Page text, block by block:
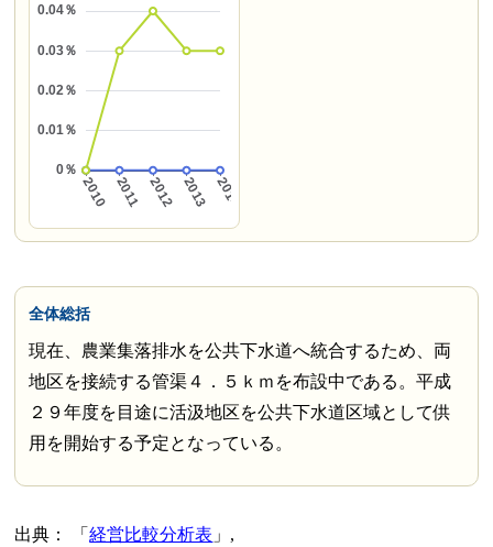
全体総括
現在、農業集落排水を公共下水道へ統合するため、両
地区を接続する管渠４．５ｋｍを布設中である。平成
２９年度を目途に活汲地区を公共下水道区域として供
用を開始する予定となっている。
出典： 経営比較分析表 ,